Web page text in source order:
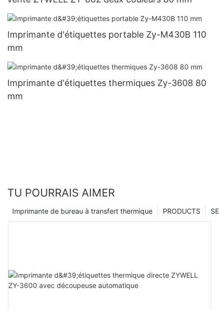
Imprimante d'étiquettes portable Zy-M430B 110
mm
Imprimante d'étiquettes thermiques Zy-3608 80
mm
TU POURRAIS AIMER
PRODUCTS
Imprimante de bureau à transfert thermique